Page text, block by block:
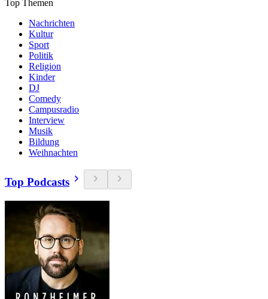
Top Themen
Nachrichten
Kultur
Sport
Politik
Religion
Kinder
DJ
Comedy
Campusradio
Interview
Musik
Bildung
Weihnachten
Top Podcasts